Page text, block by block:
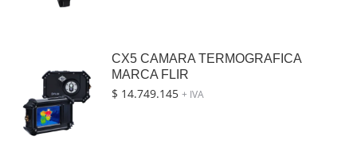
CX5 CAMARA TERMOGRAFICA
MARCA FLIR
$ 14.749.145 + IVA